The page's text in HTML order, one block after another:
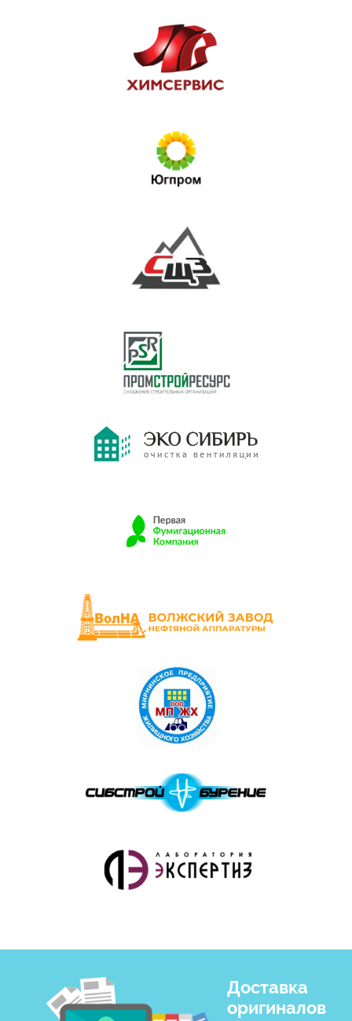
Доставка
оригиналов